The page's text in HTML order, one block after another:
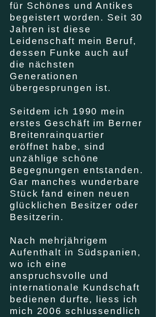
für Schönes und Antikes
begeistert worden. Seit 30
Jahren ist diese
Leidenschaft mein Beruf,
dessen Funke auch auf
die nächsten
Generationen
übergesprungen ist.
Seitdem ich 1990 mein
erstes Geschäft im Berner
Breitenrainquartier
eröffnet habe, sind
unzählige schöne
Begegnungen entstanden.
Gar manches wunderbare
Stück fand einen neuen
glücklichen Besitzer oder
Besitzerin.
Nach mehrjährigem
Aufenthalt in Südspanien,
wo ich eine
anspruchsvolle und
internationale Kundschaft
bedienen durfte, liess ich
mich 2006 schlussendlich